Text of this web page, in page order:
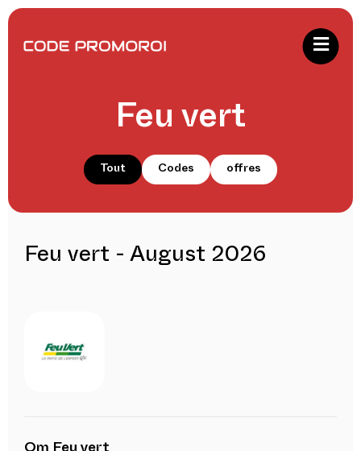
Feu vert
Tout Codes offres
Feu vert - August 2026